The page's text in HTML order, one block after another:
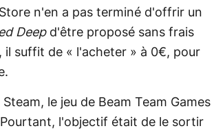
n'en a pas terminé d'offrir un
Deepd'être proposé sans frais
il suffit de « l'acheter » à 0€, pour
le jeu de Beam Team Games
l'objectif était de le sortir